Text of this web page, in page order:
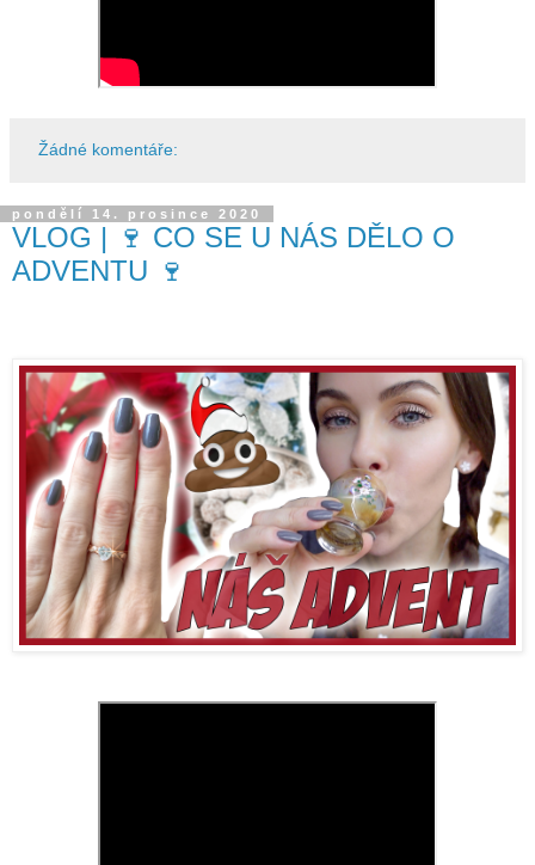
Žádné komentáře:
pondělí 14. prosince 2020
VLOG | 🍷 CO SE U NÁS DĚLO O
ADVENTU 🍷